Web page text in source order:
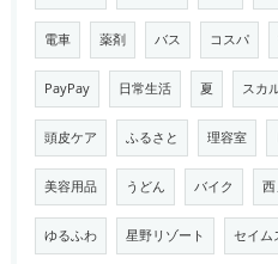
電車 薬剤 バス コスパ
PayPay 日常生活 夏 スカ
頭皮ケア ふるさと 理容室
美容用品 うどん バイク
ゆるふわ 星野リゾート セイム